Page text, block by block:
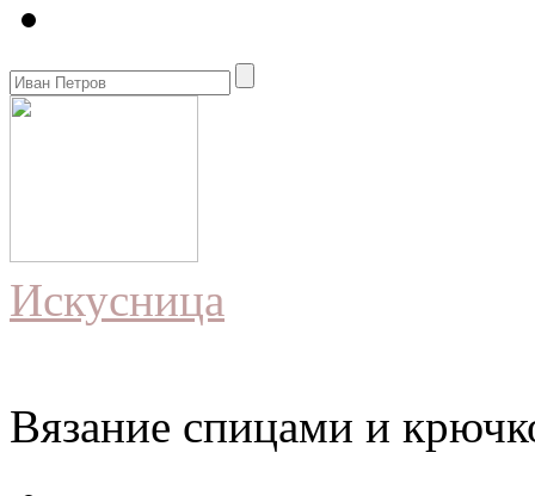
Искусница
Вязание спицами и